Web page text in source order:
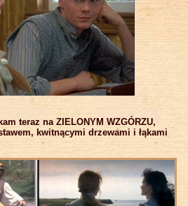
teraz na ZIELONYM WZGÓRZU,
kwitnącymi drzewami i łąkami